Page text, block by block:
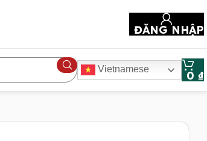
ĐĂNG NHẬP
Vietnamese 0 ₫